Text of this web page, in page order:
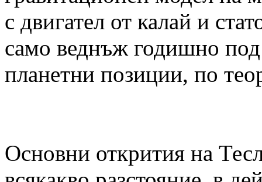
с двигател от калай и
само веднъж годишно
планетни позиции, по
Основни открития на